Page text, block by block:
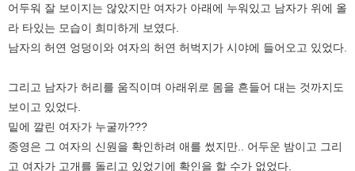
어두워 잘 보이지는 않았지만 여자가 아래에 누워있고 남자가 위에 올
라 타있는 모습이 희미하게 보였다.
남자의 허연 엉덩이와 여자의 허연 허벅지가 시야에 들어오고 있었다.
그리고 남자가 허리를 움직이며 아래위로 몸을 흔들어 대는 것까지도
보이고 있었다.
밑에 깔린 여자가 누굴까???
종영은 그 여자의 신원을 확인하려 애를 썼지만.. 어두운 밤이고 그리
고 여자가 고개를 돌리고 있었기에 확인을 할 수가 없었다.